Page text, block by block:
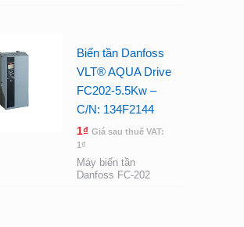
Biến tần Danfoss
VLT® AQUA Drive
FC202-5.5Kw –
C/N: 134F2144
1₫ Giá sau thuế VAT:
1 ₫
Máy biến tần
Danfoss FC-202